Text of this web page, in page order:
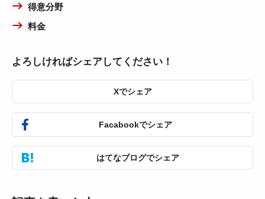
得意分野
料金
よろしければシェアしてください！
Xでシェア
Facabookでシェア
はてなブログでシェア